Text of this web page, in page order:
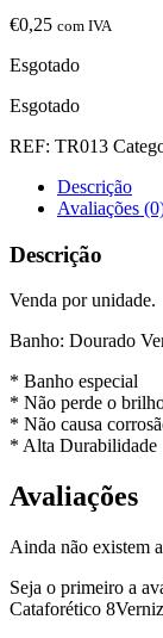
€0,25 com IVA
Esgotado
Esgotado
REF: TR013
Descrição
Avaliações
Descrição
Venda por unidade.
Banho: Dourado
* Banho especial
* Não perde o
* Não causa
* Alta Durabilidade
Avaliações
Ainda não existem
Seja o primeiro a
Cataforético